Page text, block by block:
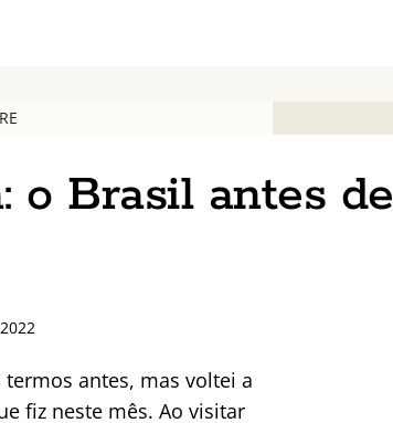
o Brasil antes de
antes, mas voltei a
fiz neste mês. Ao visitar